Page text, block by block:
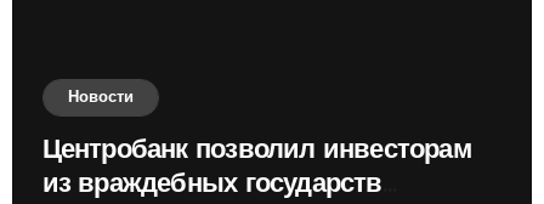
Новости
Центробанк позволил инвесторам
из враждебных государств